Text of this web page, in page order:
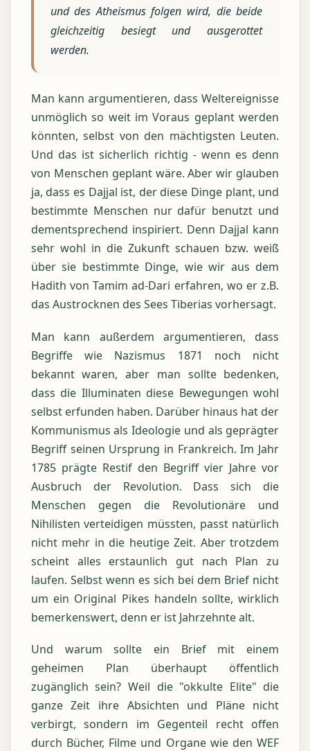
und des Atheismus folgen wird, die beide
gleichzeitig besiegt und ausgerottet
werden.
Man kann argumentieren, dass Weltereignisse
unmöglich so weit im Voraus geplant werden
könnten, selbst von den mächtigsten Leuten.
Und das ist sicherlich richtig - wenn es denn
von Menschen geplant wäre. Aber wir glauben
ja, dass es Dajjal ist, der diese Dinge plant, und
bestimmte Menschen nur dafür benutzt und
dementsprechend inspiriert. Denn Dajjal kann
sehr wohl in die Zukunft schauen bzw. weiß
über sie bestimmte Dinge, wie wir aus dem
Hadith von Tamim ad-Dari erfahren, wo er z.B.
das Austrocknen des Sees Tiberias vorhersagt.
Man kann außerdem argumentieren, dass
Begriffe wie Nazismus 1871 noch nicht
bekannt waren, aber man sollte bedenken,
dass die Illuminaten diese Bewegungen wohl
selbst erfunden haben. Darüber hinaus hat der
Kommunismus als Ideologie und als geprägter
Begriff seinen Ursprung in Frankreich. Im Jahr
1785 prägte Restif den Begriff vier Jahre vor
Ausbruch der Revolution. Dass sich die
Menschen gegen die Revolutionäre und
Nihilisten verteidigen müssten, passt natürlich
nicht mehr in die heutige Zeit. Aber trotzdem
scheint alles erstaunlich gut nach Plan zu
laufen. Selbst wenn es sich bei dem Brief nicht
um ein Original Pikes handeln sollte, wirklich
bemerkenswert, denn er ist Jahrzehnte alt.
Und warum sollte ein Brief mit einem
geheimen Plan überhaupt öffentlich
zugänglich sein? Weil die "okkulte Elite" die
ganze Zeit ihre Absichten und Pläne nicht
verbirgt, sondern im Gegenteil recht offen
durch Bücher, Filme und Organe wie den WEF